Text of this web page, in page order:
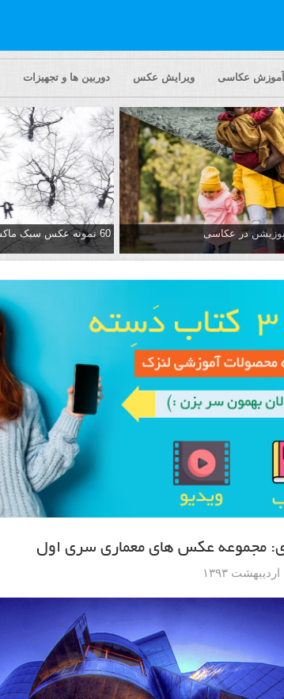
آموزش عکاسی ویرایش عکس دوربین ها و تجهیزات
در عکاسی 60 نمونه عکس سبک ماکسیمالیسم
مجموعه عکس های معماری سری اول